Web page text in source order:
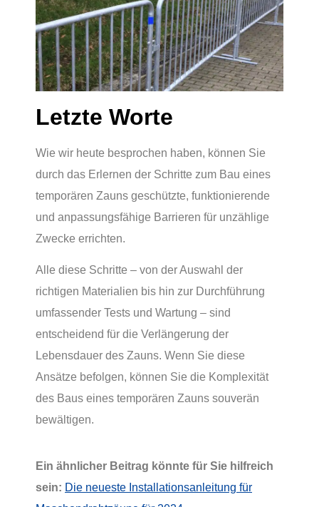
Letzte Worte
Wie wir heute besprochen haben, können Sie
durch das Erlernen der Schritte zum Bau eines
temporären Zauns geschützte, funktionierende
und anpassungsfähige Barrieren für unzählige
Zwecke errichten.
Alle diese Schritte – von der Auswahl der
richtigen Materialien bis hin zur Durchführung
umfassender Tests und Wartung – sind
entscheidend für die Verlängerung der
Lebensdauer des Zauns. Wenn Sie diese
Ansätze befolgen, können Sie die Komplexität
des Baus eines temporären Zauns souverän
bewältigen.
Ein ähnlicher Beitrag könnte für Sie hilfreich
sein: Die neueste Installationsanleitung für